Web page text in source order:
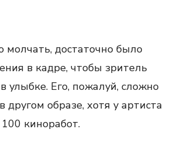
молчать, достаточно было
в кадре, чтобы зритель
улыбке. Его, пожалуй, сложно
другом образе, хотя у артиста
киноработ.